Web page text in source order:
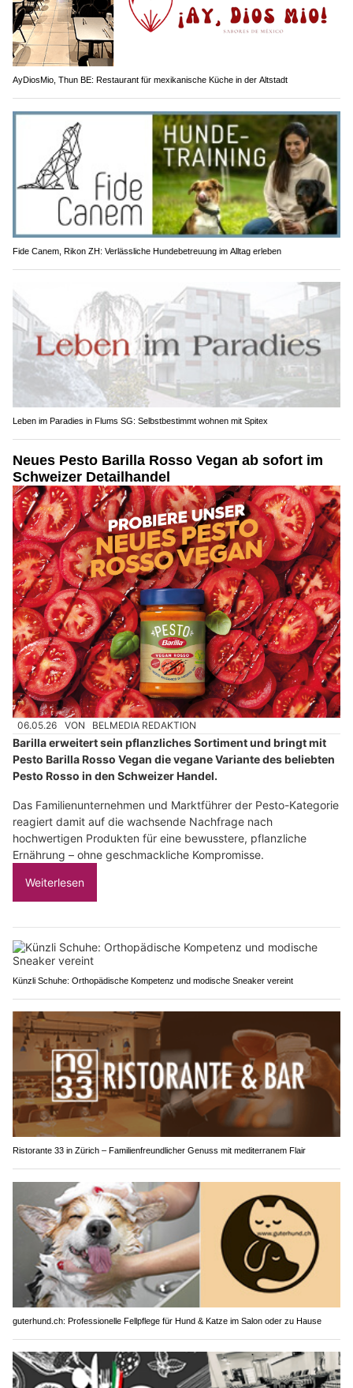
AyDiosMio, Thun BE: Restaurant für mexikanische Küche in der Altstadt
Fide Canem, Rikon ZH: Verlässliche Hundebetreuung im Alltag erleben
Leben im Paradies in Flums SG: Selbstbestimmt wohnen mit Spitex
Neues Pesto Barilla Rosso Vegan ab sofort im
Schweizer Detailhandel
06.05.26 VON BELMEDIA REDAKTION
Barilla erweitert sein pflanzliches Sortiment und bringt mit
Pesto Barilla Rosso Vegan die vegane Variante des beliebten
Pesto Rosso in den Schweizer Handel.
Das Familienunternehmen und Marktführer der Pesto-Kategorie
reagiert damit auf die wachsende Nachfrage nach
hochwertigen Produkten für eine bewusstere, pflanzliche
Ernährung – ohne geschmackliche Kompromisse.
Weiterlesen
Künzli Schuhe: Orthopädische Kompetenz und modische Sneaker vereint
Ristorante 33 in Zürich – Familienfreundlicher Genuss mit mediterranem Flair
guterhund.ch: Professionelle Fellpflege für Hund & Katze im Salon oder zu Hause